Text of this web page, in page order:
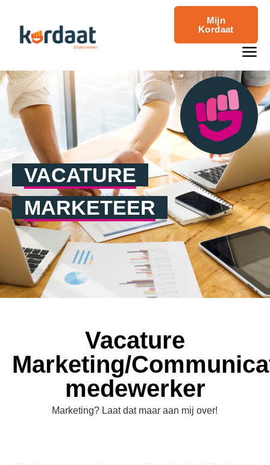
Mijn
Kordaat
VACATURE
MARKETEER
Vacature
Marketing/
medewerker
Marketing? Laat dat maar aan mij over!